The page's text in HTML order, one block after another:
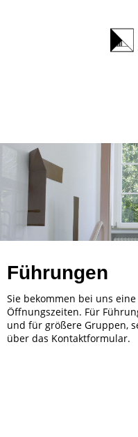
Führungen
Sie bekommen bei uns
Öffnungszeiten. Für
und für größere Gruppen,
über das Kontaktformular.